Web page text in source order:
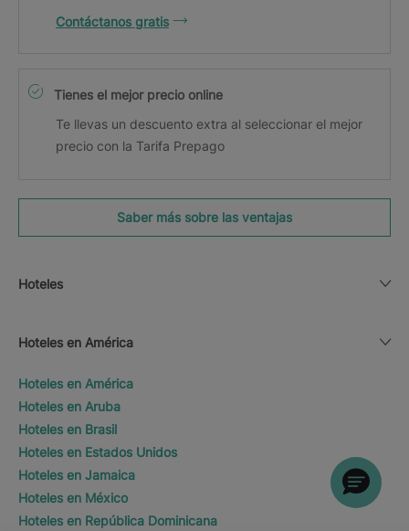
Contáctanos gratis
Tienes el mejor precio online
Te llevas un descuento extra al seleccionar el mejor
precio con la Tarifa Prepago
Saber más sobre las ventajas
Hoteles
Hoteles en América
Hoteles en América
Hoteles en Aruba
Hoteles en Brasil
Hoteles en Estados Unidos
Hoteles en Jamaica
Hoteles en México
Hoteles en República Dominicana